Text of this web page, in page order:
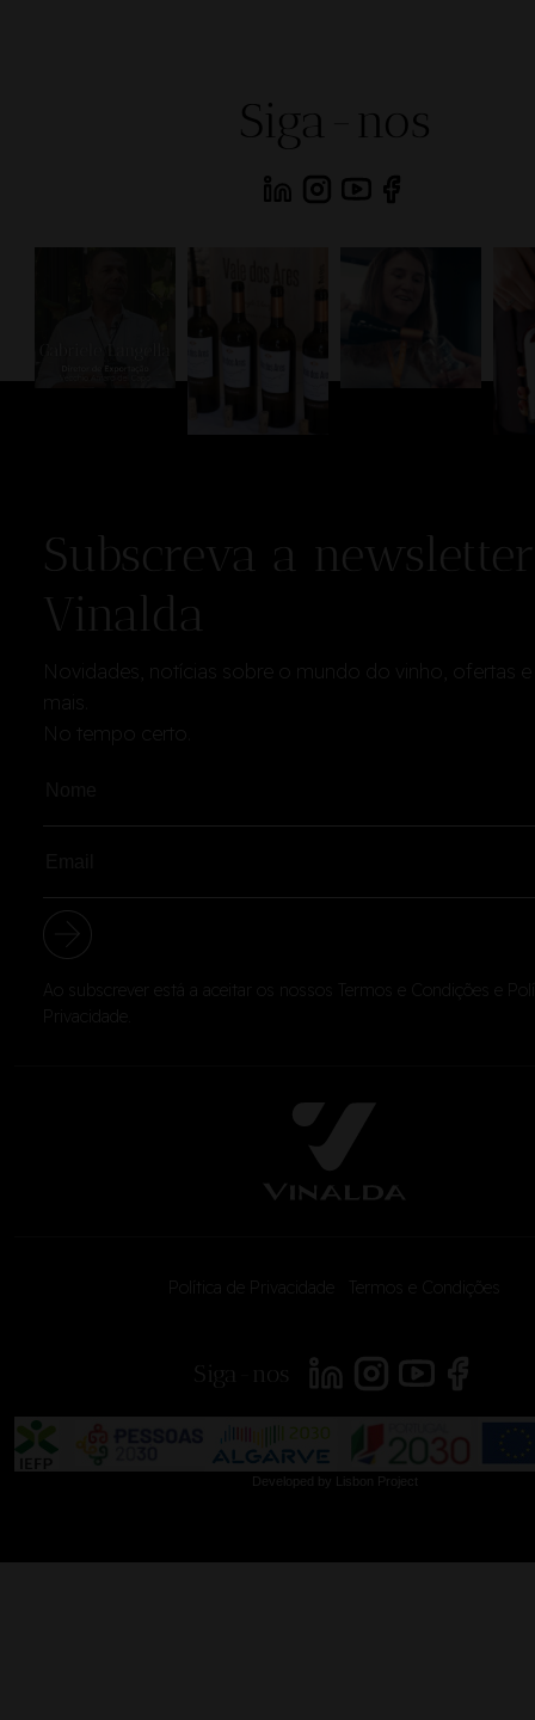
Siga-nos
Subscreva a newsletter
Vinalda
Novidades, notícias sobre o mundo do vinho, ofertas
mais.
No tempo certo.
Ao subscrever está a aceitar os nossos Termos e Condições e
Privacidade
Política de Privacidade Termos e Condições
Siga-nos
Developed by Lisbon Project